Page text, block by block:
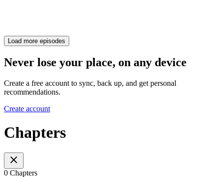
Load more episodes
Never lose your place, on any device
Create a free account to sync, back up, and get personal
recommendations.
Create account
Chapters
0 Chapters